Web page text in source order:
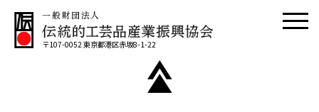
〒107-0052 東京都港区赤坂8-1-22